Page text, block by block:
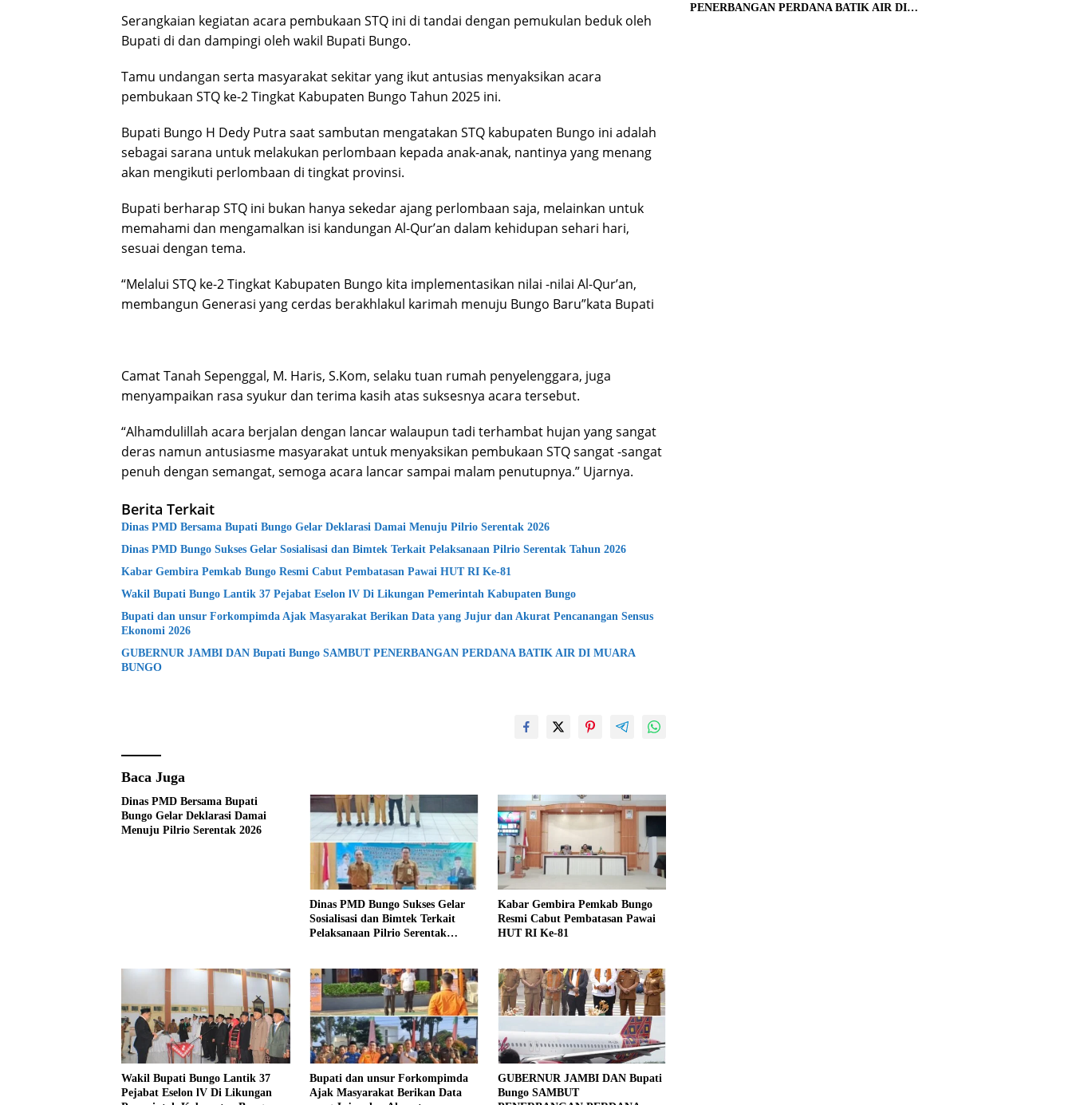
Serangkaian kegiatan acara pembukaan STQ ini di tandai dengan pemukulan beduk oleh
Bupati di dan dampingi oleh wakil Bupati Bungo.
Tamu undangan serta masyarakat sekitar yang ikut antusias menyaksikan acara
pembukaan STQ ke-2 Tingkat Kabupaten Bungo Tahun 2025 ini.
Bupati Bungo H Dedy Putra saat sambutan mengatakan STQ kabupaten Bungo ini adalah
sebagai sarana untuk melakukan perlombaan kepada anak-anak, nantinya yang menang
akan mengikuti perlombaan di tingkat provinsi.
Bupati berharap STQ ini bukan hanya sekedar ajang perlombaan saja, melainkan untuk
memahami dan mengamalkan isi kandungan Al-Qur’an dalam kehidupan sehari hari,
sesuai dengan tema.
“Melalui STQ ke-2 Tingkat Kabupaten Bungo kita implementasikan nilai -nilai Al-Qur’an,
membangun Generasi yang cerdas berakhlakul karimah menuju Bungo Baru”kata Bupati
Camat Tanah Sepenggal, M. Haris, S.Kom, selaku tuan rumah penyelenggara, juga
menyampaikan rasa syukur dan terima kasih atas suksesnya acara tersebut.
“Alhamdulillah acara berjalan dengan lancar walaupun tadi terhambat hujan yang sangat
deras namun antusiasme masyarakat untuk menyaksikan pembukaan STQ sangat -sangat
penuh dengan semangat, semoga acara lancar sampai malam penutupnya.” Ujarnya.
Berita Terkait
Dinas PMD Bersama Bupati Bungo Gelar Deklarasi Damai Menuju Pilrio Serentak 2026
Dinas PMD Bungo Sukses Gelar Sosialisasi dan Bimtek Terkait Pelaksanaan Pilrio Serentak Tahun 2026
Kabar Gembira Pemkab Bungo Resmi Cabut Pembatasan Pawai HUT RI Ke-81
Wakil Bupati Bungo Lantik 37 Pejabat Eselon lV Di Likungan Pemerintah Kabupaten Bungo
Bupati dan unsur Forkompimda Ajak Masyarakat Berikan Data yang Jujur dan Akurat Pencanangan Sensus
Ekonomi 2026
GUBERNUR JAMBI DAN Bupati Bungo SAMBUT PENERBANGAN PERDANA BATIK AIR DI MUARA
BUNGO
Baca Juga
Dinas PMD Bersama Bupati
Bungo Gelar Deklarasi Damai
Menuju Pilrio Serentak 2026
Dinas PMD Bungo Sukses Gelar
Sosialisasi dan Bimtek Terkait
Pelaksanaan Pilrio Serentak
Kabar Gembira Pemkab Bungo
Resmi Cabut Pembatasan Pawai
HUT RI Ke-81
Wakil Bupati Bungo Lantik 37
Pejabat Eselon lV Di Likungan
Bupati dan unsur Forkompimda
Ajak Masyarakat Berikan Data
GUBERNUR JAMBI DAN Bupati
Bungo SAMBUT
PENERBANGAN PERDANA BATIK AIR DI